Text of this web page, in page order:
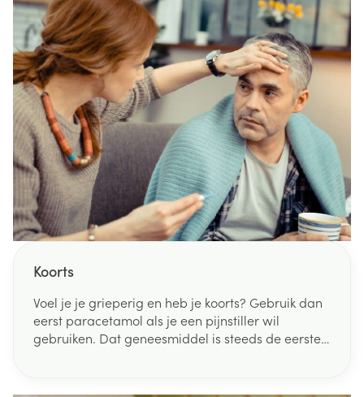
Koorts
Voel je je grieperig en heb je koorts? Gebruik dan
eerst paracetamol als je een pijnstiller wil
gebruiken. Dat geneesmiddel is steeds de eerste